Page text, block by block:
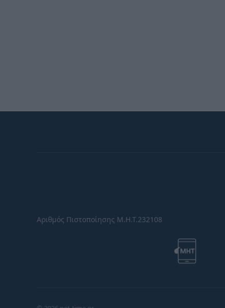
Αριθμός Πιστοποίησης Μ.Η.Τ.232108